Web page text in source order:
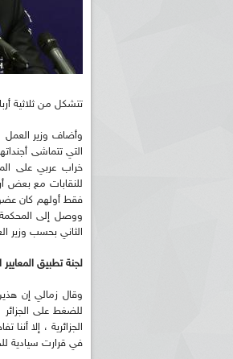
تتشكل من ثلاثية
وأضاف وزير العمل
خراب عربي على
للنقابات مع بعض
فقط أولهم كان عضوا
ووصل إلى المحكمة
الثاني بحسب وزير
لجنة تطبيق
وقال زمالي إن
للضغط على
الجزائرية ، إلا
في قرارت سيادية